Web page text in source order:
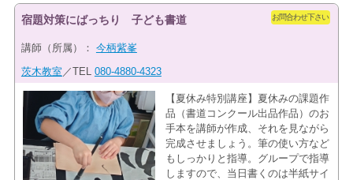
お問合わせ下さい
宿題対策にばっちり 子ども書道
講師（所属）： 今柄紫峯
茨木教室 ／TEL 080-4880-4323
【夏休み特別講座】夏休みの課題作
品（書道コンクール出品作品）のお
手本を講師が作成、それを見ながら
完成させましょう。筆の使い方など
もしっかりと指導。グループで指導
しますので、当日書くのは半紙サイ